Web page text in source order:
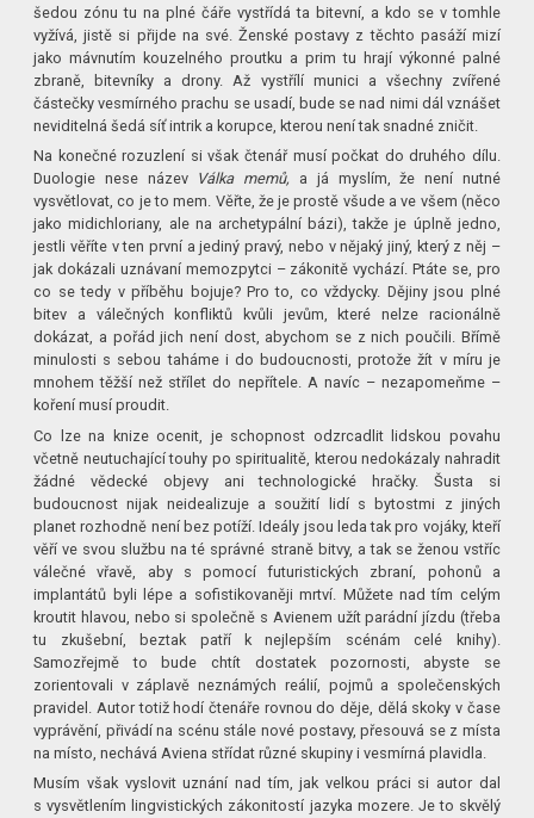
šedou zónu tu na plné čáře vystřídá ta bitevní, a kdo se v tomhle
vyžívá, jistě si přijde na své. Ženské postavy z těchto pasáží mizí
jako mávnutím kouzelného proutku a prim tu hrají výkonné palné
zbraně, bitevníky a drony. Až vystřílí munici a všechny zvířené
částečky vesmírného prachu se usadí, bude se nad nimi dál vznášet
neviditelná šedá síť intrik a korupce, kterou není tak snadné zničit.
Na konečné rozuzlení si však čtenář musí počkat do druhého dílu.
Duologie nese název Válka memů, a já myslím, že není nutné
vysvětlovat, co je to mem. Věřte, že je prostě všude a ve všem (něco
jako midichloriany, ale na archetypální bázi), takže je úplně jedno,
jestli věříte v ten první a jediný pravý, nebo v nějaký jiný, který z něj –
jak dokázali uznávaní memozpytci – zákonitě vychází. Ptáte se, pro
co se tedy v příběhu bojuje? Pro to, co vždycky. Dějiny jsou plné
bitev a válečných konfliktů kvůli jevům, které nelze racionálně
dokázat, a pořád jich není dost, abychom se z nich poučili. Břímě
minulosti s sebou taháme i do budoucnosti, protože žít v míru je
mnohem těžší než střílet do nepřítele. A navíc – nezapomeňme –
koření musí proudit.
Co lze na knize ocenit, je schopnost odzrcadlit lidskou povahu
včetně neutuchající touhy po spiritualitě, kterou nedokázaly nahradit
žádné vědecké objevy ani technologické hračky. Šusta si
budoucnost nijak neidealizuje a soužití lidí s bytostmi z jiných
planet rozhodně není bez potíží. Ideály jsou leda tak pro vojáky, kteří
věří ve svou službu na té správné straně bitvy, a tak se ženou vstříc
válečné vřavě, aby s pomocí futuristických zbraní, pohonů a
implantátů byli lépe a sofistikovaněji mrtví. Můžete nad tím celým
kroutit hlavou, nebo si společně s Avienem užít parádní jízdu (třeba
tu zkušební, beztak patří k nejlepším scénám celé knihy).
Samozřejmě to bude chtít dostatek pozornosti, abyste se
zorientovali v záplavě neznámých reálií, pojmů a společenských
pravidel. Autor totiž hodí čtenáře rovnou do děje, dělá skoky v čase
vyprávění, přivádí na scénu stále nové postavy, přesouvá se z místa
na místo, nechává Aviena střídat různé skupiny i vesmírná plavidla.
Musím však vyslovit uznání nad tím, jak velkou práci si autor dal
s vysvětlením lingvistických zákonitostí jazyka mozere. Je to skvělý